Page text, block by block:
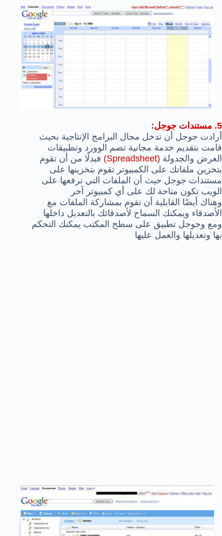
5. مستندات جوجل:
أرادت جوجل أن تدخل مجال البرامج الإنتاجية بحيث
قامت بتقديم خدمة مجانية تضم الوورد وتطبيقات
العرض والجدولة (Spreadsheet)
فبدلًا من أن تقوم
بتخزين ملفاتك على الكمبيوتر تقوم بتخزينها على
مستندات جوجل حيث أن الملفات التي ترفعها على
الويب تكون متاحة لك على أي كمبيوتر آخر
وهناك أيضًا القابلية أن تقوم بمشاركة الملفات مع
الأصدقاء ويمكنك السماح لأصدقائك بالتعديل داخلها
ومع وجوجل تطبيق على سطح المكتب يمكنك التحكم
بها وتعديلها والعمل عليها